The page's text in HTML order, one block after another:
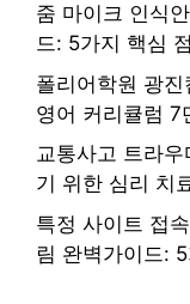
줌 마이크 인식
드: 5가지 핵심
폴리어학원 광
영어 커리큘럼 7
교통사고 트라
기 위한 심리 치
특정 사이트 접
림 완벽가이드: